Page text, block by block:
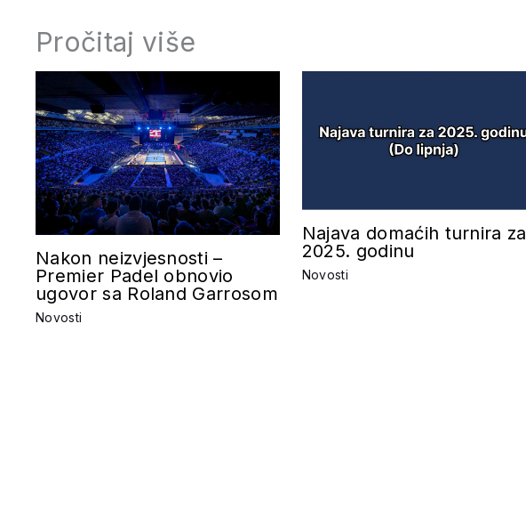
Pročitaj više
Nakon neizvjesnosti –
Premier Padel obnovio
ugovor sa Roland Garrosom
Novosti
Najava domaćih turnira za
2025. godinu
Novosti